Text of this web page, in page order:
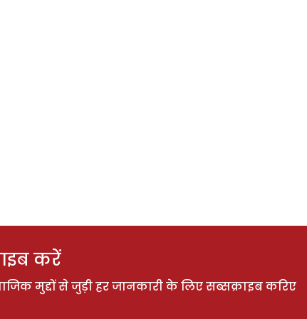
करें
मुद्दों से जुड़ी हर जानकारी के लिए सब्सक्राइब करिए